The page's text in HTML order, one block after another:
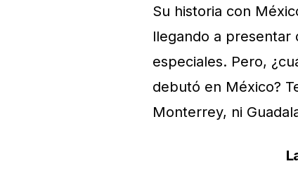
Su historia con
llegando a presentar
especiales. Pero,
debutó en México?
Monterrey, ni